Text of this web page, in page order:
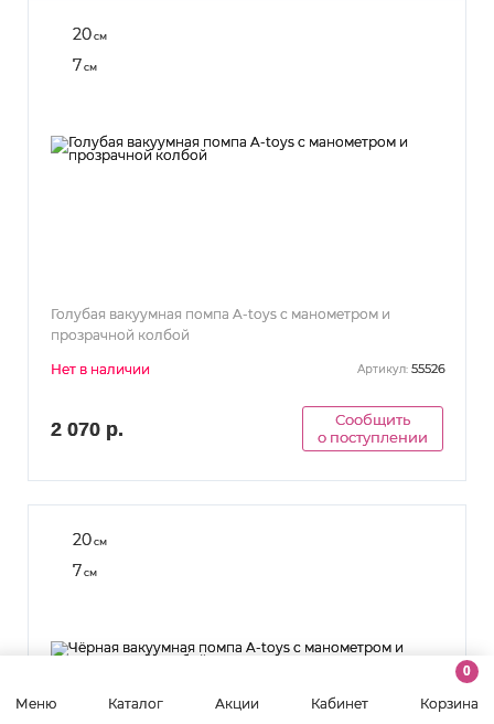
Меню Каталог Акции Кабинет
0
Корзина
20см
7см
Голубая вакуумная помпа A-toys с манометром и
прозрачной колбой
Нет в наличии Артикул: 55526
2 070 р.
Сообщить
о поступлении
20см
7см